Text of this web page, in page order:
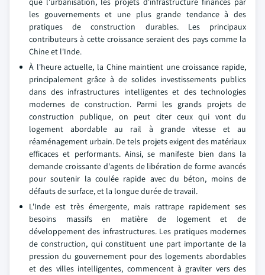
les gouvernements et une plus grande tendance à des
pratiques de construction durables. Les principaux
contributeurs à cette croissance seraient des pays comme la
Chine et l'Inde.
À l'heure actuelle, la Chine maintient une croissance rapide,
principalement grâce à de solides investissements publics
dans des infrastructures intelligentes et des technologies
modernes de construction. Parmi les grands projets de
construction publique, on peut citer ceux qui vont du
logement abordable au rail à grande vitesse et au
réaménagement urbain. De tels projets exigent des matériaux
efficaces et performants. Ainsi, se manifeste bien dans la
demande croissante d'agents de libération de forme avancés
pour soutenir la coulée rapide avec du béton, moins de
défauts de surface, et la longue durée de travail.
L'Inde est très émergente, mais rattrape rapidement ses
besoins massifs en matière de logement et de
développement des infrastructures. Les pratiques modernes
de construction, qui constituent une part importante de la
pression du gouvernement pour des logements abordables
et des villes intelligentes, commencent à graviter vers des